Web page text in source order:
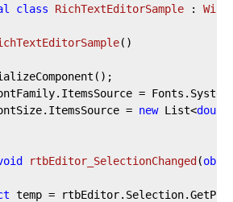
class RichTextEditorSample :
( )
=
new List<
rtbEditor_SelectionChanged(
temp =